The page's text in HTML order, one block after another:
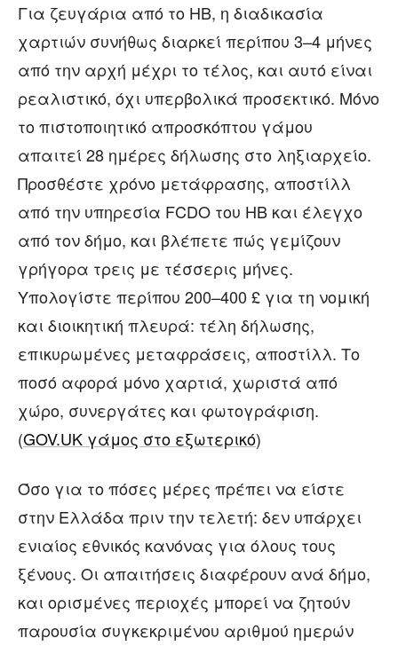
Για ζευγάρια από το ΗΒ, η διαδικασία
χαρτιών συνήθως διαρκεί περίπου 3–4 μήνες
από την αρχή μέχρι το τέλος, και αυτό είναι
ρεαλιστικό, όχι υπερβολικά προσεκτικό. Μόνο
το πιστοποιητικό απροσκόπτου γάμου
απαιτεί 28 ημέρες δήλωσης στο ληξιαρχείο.
Προσθέστε χρόνο μετάφρασης, αποστίλλ
από την υπηρεσία FCDO του ΗΒ και έλεγχο
από τον δήμο, και βλέπετε πώς γεμίζουν
γρήγορα τρεις με τέσσερις μήνες.
Υπολογίστε περίπου 200–400 £ για τη νομική
και διοικητική πλευρά: τέλη δήλωσης,
επικυρωμένες μεταφράσεις, αποστίλλ. Το
ποσό αφορά μόνο χαρτιά, χωριστά από
χώρο, συνεργάτες και φωτογράφιση.
(GOV.UK γάμος στο εξωτερικό)
Όσο για το πόσες μέρες πρέπει να είστε
στην Ελλάδα πριν την τελετή: δεν υπάρχει
ενιαίος εθνικός κανόνας για όλους τους
ξένους. Οι απαιτήσεις διαφέρουν ανά δήμο,
και ορισμένες περιοχές μπορεί να ζητούν
παρουσία συγκεκριμένου αριθμού ημερών